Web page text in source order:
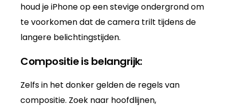
houd je iPhone op een stevige ondergrond om
te voorkomen dat de camera trilt tijdens de
langere belichtingstijden.
Compositie is belangrijk:
Zelfs in het donker gelden de regels van
compositie. Zoek naar hoofdlijnen,